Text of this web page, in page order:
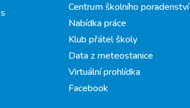
Centrum školního poradenství
Nabídka práce
Klub přátel školy
Data z meteostanice
Virtuální prohlídka
Facebook